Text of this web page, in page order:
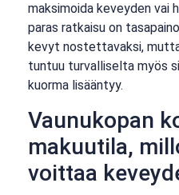
maksimoida keveyden vai
paras ratkaisu on
kevyt nostettavaksi,
tuntuu turvalliselta myös
kuorma lisääntyy.
Vaunukopan
makuutila,
voittaa